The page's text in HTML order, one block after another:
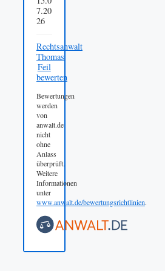
7.20
26
Rechtsanwalt
Thomas
Feil
bewerten
Bewertungen
werden
von
anwalt.de
nicht
ohne
Anlass
überprüft.
Weitere
Informationen
unter
www.anwalt.de/bewertungsrichtlinien.